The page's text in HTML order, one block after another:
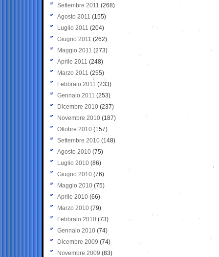
Settembre 2011 (268)
Agosto 2011 (155)
Luglio 2011 (204)
Giugno 2011 (262)
Maggio 2011 (273)
Aprile 2011 (248)
Marzo 2011 (255)
Febbraio 2011 (233)
Gennaio 2011 (253)
Dicembre 2010 (237)
Novembre 2010 (187)
Ottobre 2010 (157)
Settembre 2010 (148)
Agosto 2010 (75)
Luglio 2010 (86)
Giugno 2010 (76)
Maggio 2010 (75)
Aprile 2010 (66)
Marzo 2010 (79)
Febbraio 2010 (73)
Gennaio 2010 (74)
Dicembre 2009 (74)
Novembre 2009 (83)